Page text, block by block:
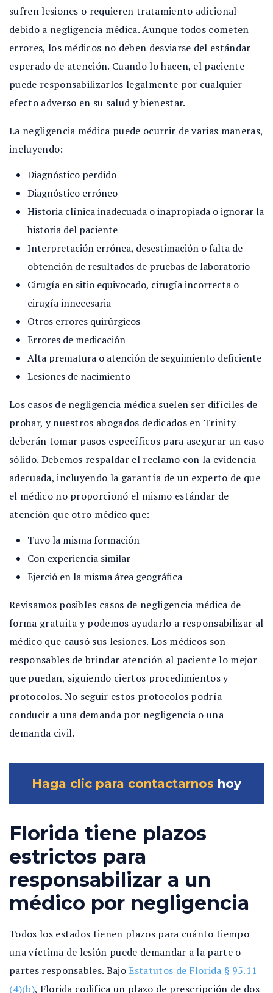
sufren lesiones o requieren tratamiento adicional
debido a negligencia médica. Aunque todos cometen
errores, los médicos no deben desviarse del estándar
esperado de atención. Cuando lo hacen, el paciente
puede responsabilizarlos legalmente por cualquier
efecto adverso en su salud y bienestar.
La negligencia médica puede ocurrir de varias maneras,
incluyendo:
Diagnóstico perdido
Diagnóstico erróneo
Historia clínica inadecuada o inapropiada o ignorar la
historia del paciente
Interpretación errónea, desestimación o falta de
obtención de resultados de pruebas de laboratorio
Cirugía en sitio equivocado, cirugía incorrecta o
cirugía innecesaria
Otros errores quirúrgicos
Errores de medicación
Alta prematura o atención de seguimiento deficiente
Lesiones de nacimiento
Los casos de negligencia médica suelen ser difíciles de
probar, y nuestros abogados dedicados en Trinity
deberán tomar pasos específicos para asegurar un caso
sólido. Debemos respaldar el reclamo con la evidencia
adecuada, incluyendo la garantía de un experto de que
el médico no proporcionó el mismo estándar de
atención que otro médico que:
Tuvo la misma formación
Con experiencia similar
Ejerció en la misma área geográfica
Revisamos posibles casos de negligencia médica de
forma gratuita y podemos ayudarlo a responsabilizar al
médico que causó sus lesiones. Los médicos son
responsables de brindar atención al paciente lo mejor
que puedan, siguiendo ciertos procedimientos y
protocolos. No seguir estos protocolos podría
conducir a una demanda por negligencia o una
demanda civil.
Haga clic para contactarnos hoy
Florida tiene plazos
estrictos para
responsabilizar a un
médico por negligencia
Todos los estados tienen plazos para cuánto tiempo
una víctima de lesión puede demandar a la parte o
partes responsables. BajoEstatutos de Florida § 95.11
(4)(b), Florida codifica un plazo de prescripción de dos